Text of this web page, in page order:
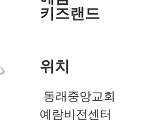
키즈랜드
위치
동래중앙교회
예람비전센터